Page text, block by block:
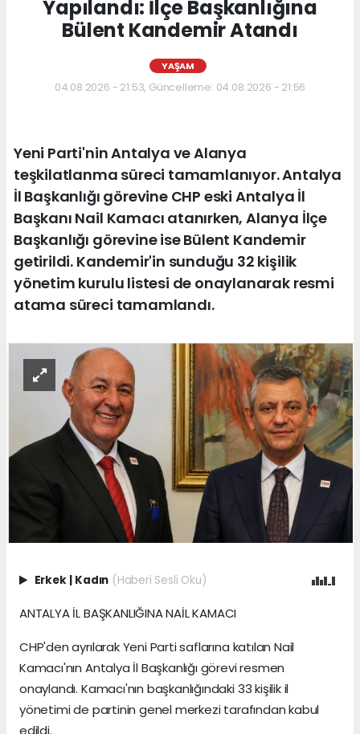
Yapılandı: İlçe Başkanlığına
Bülent Kandemir Atandı
YAŞAM
04.08.2026 - 21:53, Güncelleme: 04.08.2026 - 21:56
Yeni Parti'nin Antalya ve Alanya
teşkilatlanma süreci tamamlanıyor. Antalya
İl Başkanlığı görevine CHP eski Antalya İl
Başkanı Nail Kamacı atanırken, Alanya İlçe
Başkanlığı görevine ise Bülent Kandemir
getirildi. Kandemir'in sunduğu 32 kişilik
yönetim kurulu listesi de onaylanarak resmi
atama süreci tamamlandı.
Erkek | Kadın (Haberi Sesli Oku)
ANTALYA İL BAŞKANLIĞINA NAİL KAMACI
CHP'den ayrılarak Yeni Parti saflarına katılan Nail
Kamacı'nın Antalya İl Başkanlığı görevi resmen
onaylandı. Kamacı'nın başkanlığındaki 33 kişilik il
yönetimi de partinin genel merkezi tarafından kabul
edildi.